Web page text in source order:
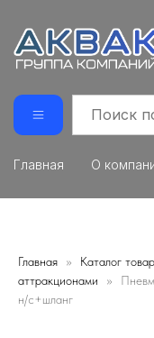
Главная О
Главная Каталог
аттракционами
н/с+шланг